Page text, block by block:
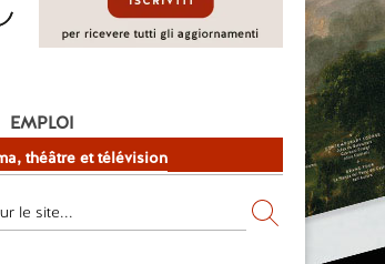
théâtre et télévision
EMPLOI